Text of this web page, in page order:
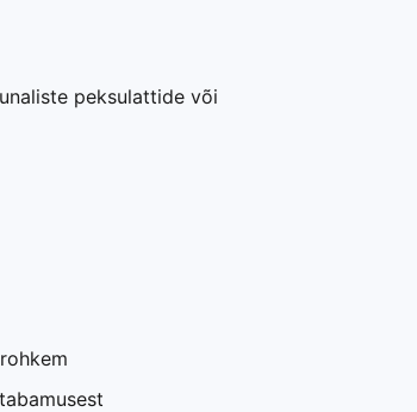
peksulattide või